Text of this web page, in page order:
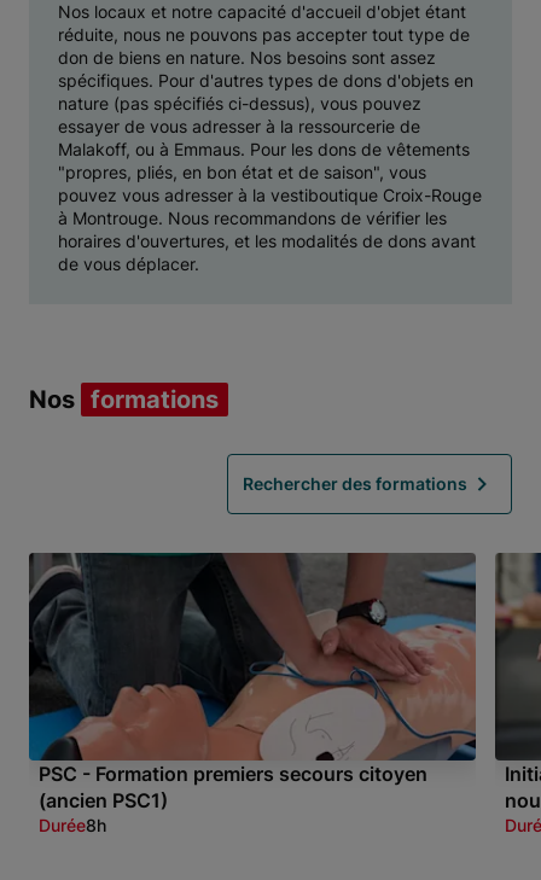
Nos locaux et notre capacité d'accueil d'objet étant
réduite, nous ne pouvons pas accepter tout type de
don de biens en nature. Nos besoins sont assez
spécifiques. Pour d'autres types de dons d'objets en
nature (pas spécifiés ci-dessus), vous pouvez
essayer de vous adresser à la ressourcerie de
Malakoff, ou à Emmaus. Pour les dons de vêtements
"propres, pliés, en bon état et de saison", vous
pouvez vous adresser à la vestiboutique Croix-Rouge
à Montrouge. Nous recommandons de vérifier les
horaires d'ouvertures, et les modalités de dons avant
de vous déplacer.
Nos formations
Rechercher des formations
PSC - Formation premiers secours citoyen
(ancien PSC1)
Durée8h